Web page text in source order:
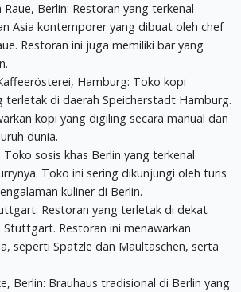
Berlin: Restoran yang terkenal
Asia kontemporer yang dibuat oleh chef
Restoran ini juga memiliki bar yang
Hamburg: Toko kopi
terletak di daerah Speicherstadt Hamburg.
kopi yang digiling secara manual dan
dunia.
Toko sosis khas Berlin yang terkenal
Toko ini sering dikunjungi oleh turis
kuliner di Berlin.
Restoran yang terletak di dekat
Stuttgart. Restoran ini menawarkan
seperti Spätzle dan Maultaschen, serta
Berlin: Brauhaus tradisional di Berlin yang